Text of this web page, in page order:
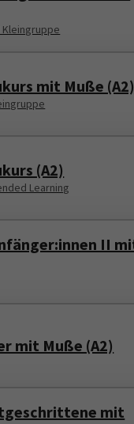
mit Muße (A2)
(A2)
Learning
II
mit Muße (A2)
mit